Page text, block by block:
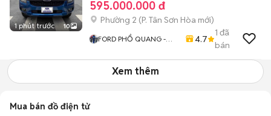
1 phút trước 10
595.000.000 đ
Phường 2 (P. Tân Sơn Hòa mới)
FORD PHỔ QUANG -
4.7
1 đã
bán
Xem thêm
Mua bán đồ điện tử